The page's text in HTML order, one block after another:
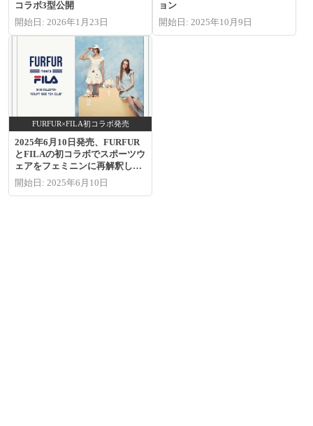
コラボ3型公開
開始日: 2026年1月23日
ョン
開始日: 2025年10月9日
FURFUR×FILA初コラボ発売
2025年6月10日発売、FURFUR
とFILAの初コラボでスポーツウ
ェアをフェミニンに再解釈した
全6型アイテム登場
開始日: 2025年6月10日